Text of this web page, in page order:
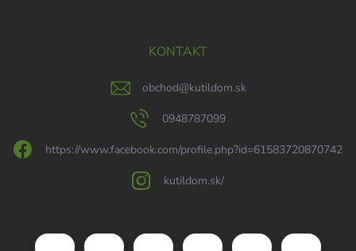
KONTAKT
obchod@kutildom.sk
0948787099
https://www.facebook.com/profile.php?id=61583720870742
kutildom.sk/